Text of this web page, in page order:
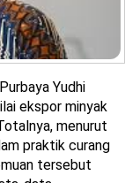
Yudhi
ekspor minyak
menurut
praktik curang
tersebut